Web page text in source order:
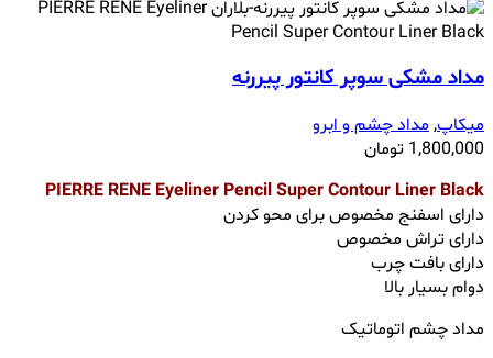
مداد مشکی سوپر کانتور پیررنه
میکاپ,مداد چشم و ابرو
1,800,000 تومان
PIERRE RENE Eyeliner Pencil Super Contour Liner Black
دارای اسفنج مخصوص برای محو کردن
دارای تراش مخصوص
دارای بافت چرب
دوام بسیار بالا
مداد چشم اتوماتیک